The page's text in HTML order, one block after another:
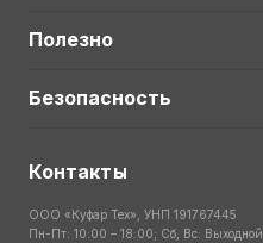
Полезно
Безопасность
Контакты
ООО «Куфар Тех», УНП 191767445
Пн-Пт: 10:00 – 18:00; Сб, Вс: Выходной